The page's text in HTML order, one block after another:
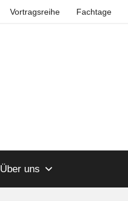
Vortragsreihe Fachtage
Über uns